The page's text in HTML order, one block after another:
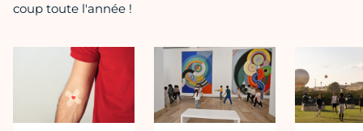
coup toute l'année !